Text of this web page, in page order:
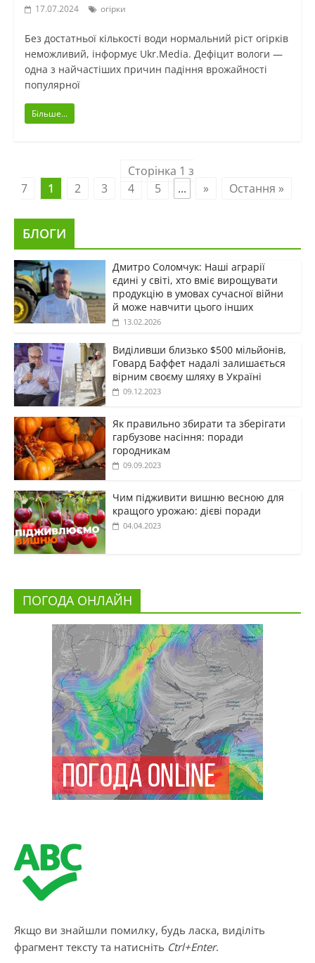
17.07.2024 огірки
Без достатньої кількості води нормальний ріст огірків
неможливий, інформує Ukr.Media. Дефіцит вологи —
одна з найчастіших причин падіння врожайності
популярної
Більше...
Сторінка 1 з
7
1 2 3 4 5 ... » Остання »
БЛОГИ
Дмитро Соломчук: Наші аграрії
єдині у світі, хто вміє вирощувати
продукцію в умовах сучасної війни
й може навчити цього інших
13.02.2026
Виділивши близько $500 мільйонів,
Говард Баффет надалі залишається
вірним своєму шляху в Україні
09.12.2023
Як правильно збирати та зберігати
гарбузове насіння: поради
городникам
09.09.2023
Чим підживити вишню весною для
кращого урожаю: дієві поради
04.04.2023
ПОГОДА ОНЛАЙН
Якщо ви знайшли помилку, будь ласка, виділіть
фрагмент тексту та натисніть Ctrl+Enter.